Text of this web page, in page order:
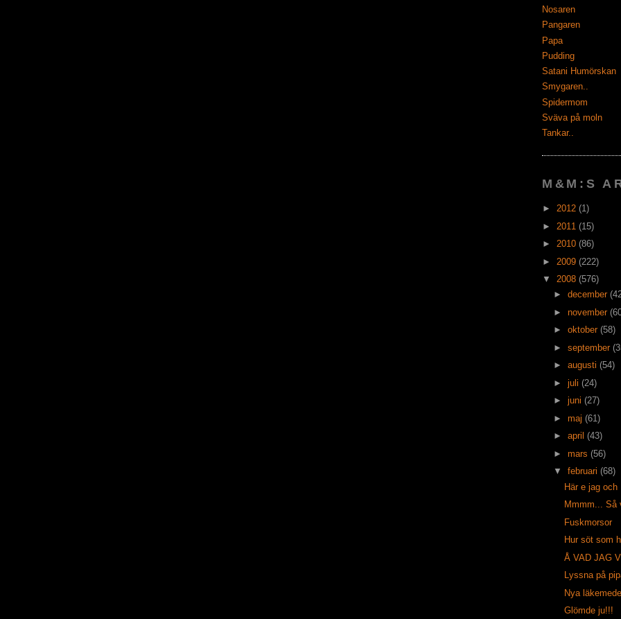
Nosaren
Pangaren
Papa
Pudding
Satani Humörskan
Smygaren..
Spidermom
Sväva på moln
Tankar..
M&M:S
► 2012 (1)
► 2011 (15)
► 2010 (86)
► 2009 (222)
▼ 2008 (576)
► december
► november
► oktober (58)
► september
► augusti (54)
► juli (24)
► juni (27)
► maj (61)
► april (43)
► mars (56)
▼ februari (68)
Här e jag
Mmmm... Så
Fuskmorsor
Hur söt som
Å VAD JAG
Lyssna på
Nya
Glömde ju!!!